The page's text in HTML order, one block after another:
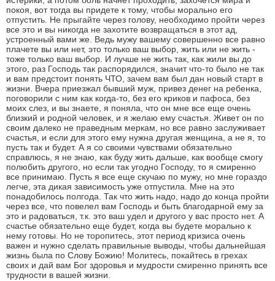
покоя, вот тогда вы придете к тому, чтобы морально его
отпустить. Не прыгайте через голову, необходимо пройти через
все это и вы никогда не захотите возвращаться в этот ад,
устроенный вами же. Ведь мужу вашему совершенно все равно
плачете вы или нет, это только ваш выбор, жить или не жить -
тоже только ваш выбор. И лучше не жить так, как жили вы до
этого, раз Господь так распорядился, значит что-то было не так
и вам предстоит понять ЧТО, зачем вам был дан новый старт в
жизни. Вчера приезжал бывший муж, привез денег на ребенка,
поговорили с ним как когда-то, без его криков и пафоса, без
моих слез, и вы знаете, я поняла, что он мне все еще очень
близкий и родной человек, и я желаю ему счастья. Живет он по
своим далеко не праведным меркам, но все равно заслуживает
счастья, и если для этого ему нужна другая женщина, а не я, то
пусть так и будет. А я со своими чувствами обязательно
справлюсь, я не знаю, как буду жить дальше, как вообще смогу
полюбить другого, но если так угодно Господу, то я смиренно
все принимаю. Пусть я все еще скучаю по мужу, но мне гораздо
легче, эта дикая зависимость уже отпустила. Мне на это
понадобилось полгода. Так что жить надо, надо до конца пройти
через все, что повелел вам Господь и быть благодарной ему за
это и радоваться, т.к. это ваш удел и другого у вас просто нет. А
счастье обязательно еще будет, когда вы будете морально к
нему готовы. Но не торопитесь, этот период кризиса очень
важен и нужно сделать правильные выводы, чтобы дальнейшая
жизнь была по Слову Божию! Молитесь, покайтесь в грехах
своих и дай вам Бог здоровья и мудрости смиренно принять все
трудности в вашей жизни.